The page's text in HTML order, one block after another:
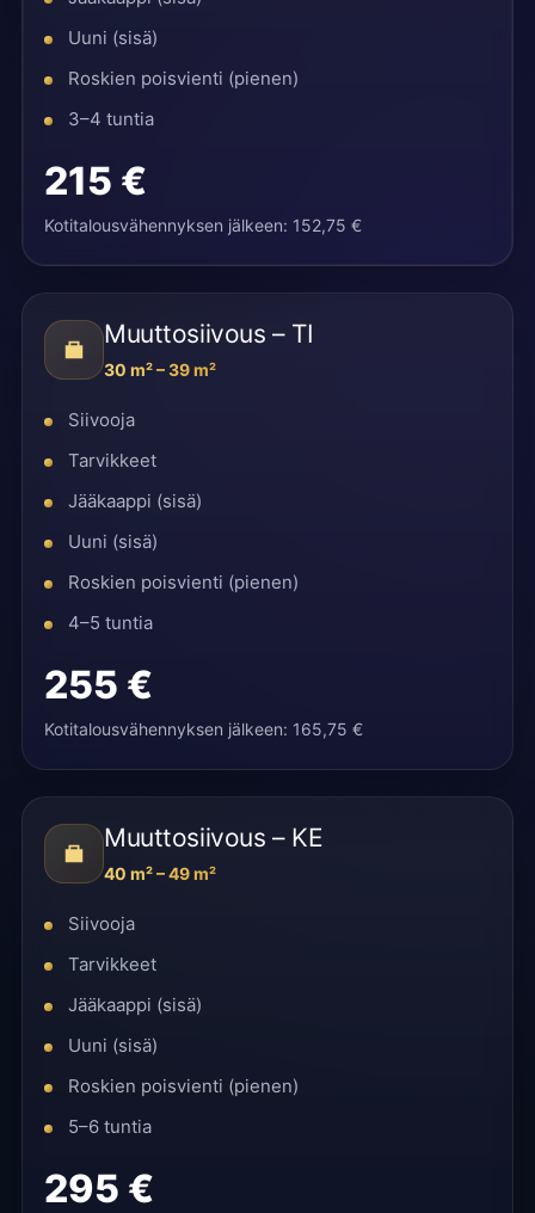
Uuni (sisä)
Roskien poisvienti (pienen)
3–4 tuntia
215 €
Kotitalousvähennyksen jälkeen: 152,75 €
Muuttosiivous – TI
30 m² – 39 m²
Siivooja
Tarvikkeet
Jääkaappi (sisä)
Uuni (sisä)
Roskien poisvienti (pienen)
4–5 tuntia
255 €
Kotitalousvähennyksen jälkeen: 165,75 €
Muuttosiivous – KE
40 m² – 49 m²
Siivooja
Tarvikkeet
Jääkaappi (sisä)
Uuni (sisä)
Roskien poisvienti (pienen)
5–6 tuntia
295 €